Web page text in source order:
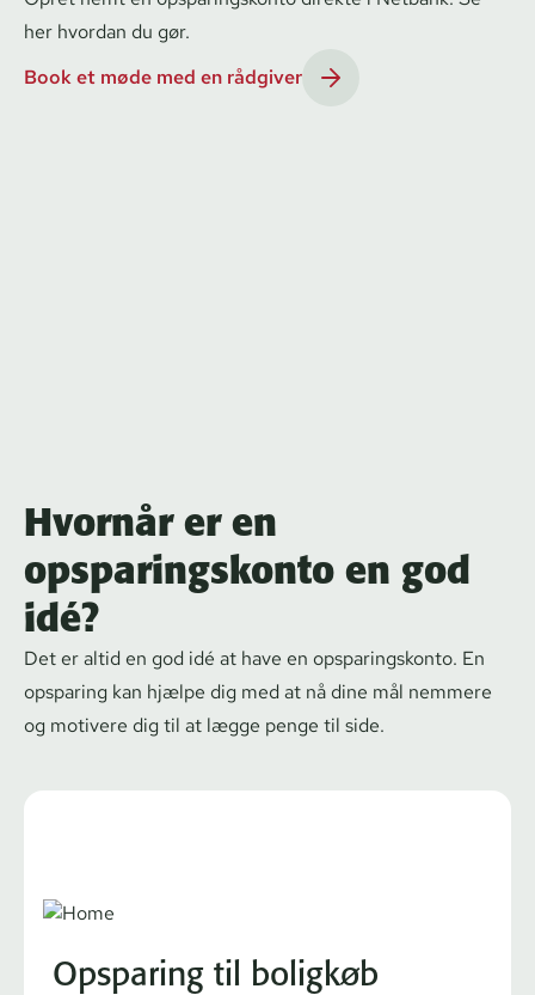
her hvordan du gør.
Book et møde med en rådgiver
Hvornår er en
opsparingskonto en god
idé?
Det er altid en god idé at have en op­spa­rings­kon­to. En
opsparing kan hjælpe dig med at nå dine mål nemmere
og motivere dig til at lægge penge til side.
Opsparing til boligkøb